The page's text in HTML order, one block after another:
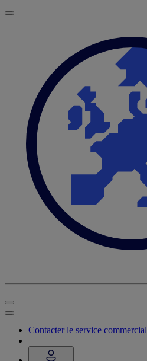
Contacter le service commercial